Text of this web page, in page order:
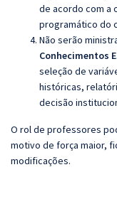
de acordo com a
programático do
Não serão
Conhecimentos
seleção de
históricas,
decisão
O rol de professores
motivo de força maior,
modificações.